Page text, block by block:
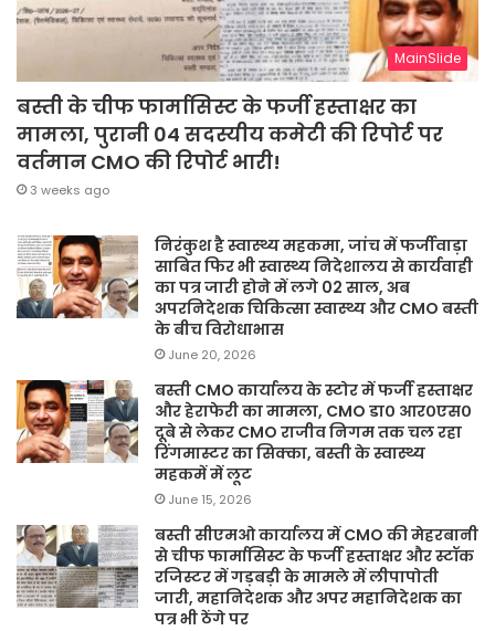
MainSlide
बस्ती के चीफ फार्मासिस्ट के फर्जी हस्ताक्षर का
मामला, पुरानी 04 सदस्यीय कमेटी की रिपोर्ट पर
वर्तमान CMO की रिपोर्ट भारी!
3 weeks ago
निरंकुश है स्वास्थ्य महकमा, जांच में फर्जीवाड़ा
साबित फिर भी स्वास्थ्य निदेशालय से कार्यवाही
का पत्र जारी होने में लगे 02 साल, अब
अपरनिदेशक चिकित्सा स्वास्थ्य और CMO बस्ती
के बीच विरोधाभास
June 20, 2026
बस्ती CMO कार्यालय के स्टोर में फर्जी हस्ताक्षर
और हेराफेरी का मामला, CMO डा० आर०एस०
दूबे से लेकर CMO राजीव निगम तक चल रहा
रिंगमास्टर का सिक्का, बस्ती के स्वास्थ्य
महकमें में लूट
June 15, 2026
बस्ती सीएमओ कार्यालय में CMO की मेहरबानी
से चीफ फार्मासिस्ट के फर्जी हस्ताक्षर और स्टॉक
रजिस्टर में गड़बड़ी के मामले में लीपापोती
जारी, महानिदेशक और अपर महानिदेशक का
पत्र भी ठेंगे पर